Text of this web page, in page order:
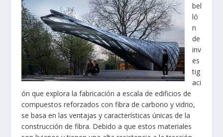
bel
ló
n
de
inv
es
tig
aci
ón que explora la fabricación a escala de edificios de
compuestos reforzados con fibra de carbono y vidrio,
se basa en las ventajas y características únicas de la
construcción de fibra. Debido a que estos materiales